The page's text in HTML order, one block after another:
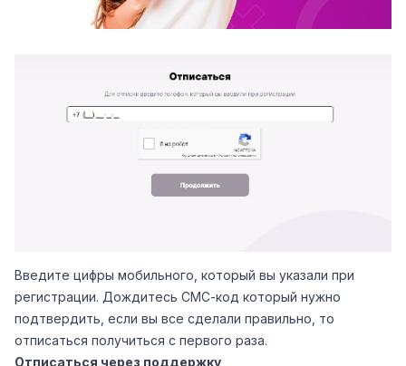
Введите цифры мобильного, который вы указали при
регистрации. Дождитесь СМС-код который нужно
подтвердить, если вы все сделали правильно, то
отписаться получиться с первого раза.
Отписаться через поддержку